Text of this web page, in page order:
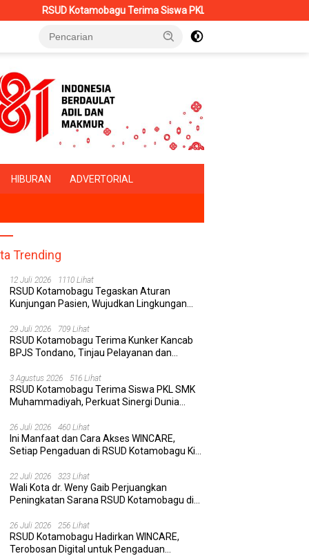
Terima Siswa PKL SMK Muhammadiyah, Perkuat Sinergi Dunia
HIBURAN ADVERTORIAL
Trending
12 Juli 2026 1110 Lihat
RSUD Kotamobagu Tegaskan Aturan
Kunjungan Pasien, Wujudkan Lingkungan
Berkualitas
29 Juli 2026 709 Lihat
RSUD Kotamobagu Terima Kunker Kancab
BPJS Tondano, Tinjau Pelayanan dan
3 Agustus 2026 516 Lihat
RSUD Kotamobagu Terima Siswa PKL SMK
Muhammadiyah, Perkuat Sinergi Dunia
26 Juli 2026 460 Lihat
Ini Manfaat dan Cara Akses WINCARE,
Setiap Pengaduan di RSUD Kotamobagu Kini
22 Juli 2026 323 Lihat
Wali Kota dr. Weny Gaib Perjuangkan
Peningkatan Sarana RSUD Kotamobagu di
yang Lebih Modern
26 Juli 2026 256 Lihat
RSUD Kotamobagu Hadirkan WINCARE,
Terobosan Digital untuk Pengaduan